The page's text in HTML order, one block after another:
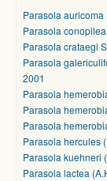
Parasola
Parasola
Parasola crataegi
Parasola
2001
Parasola
Parasola
Parasola
Parasola hercules
Parasola kuehneri
Parasola lactea